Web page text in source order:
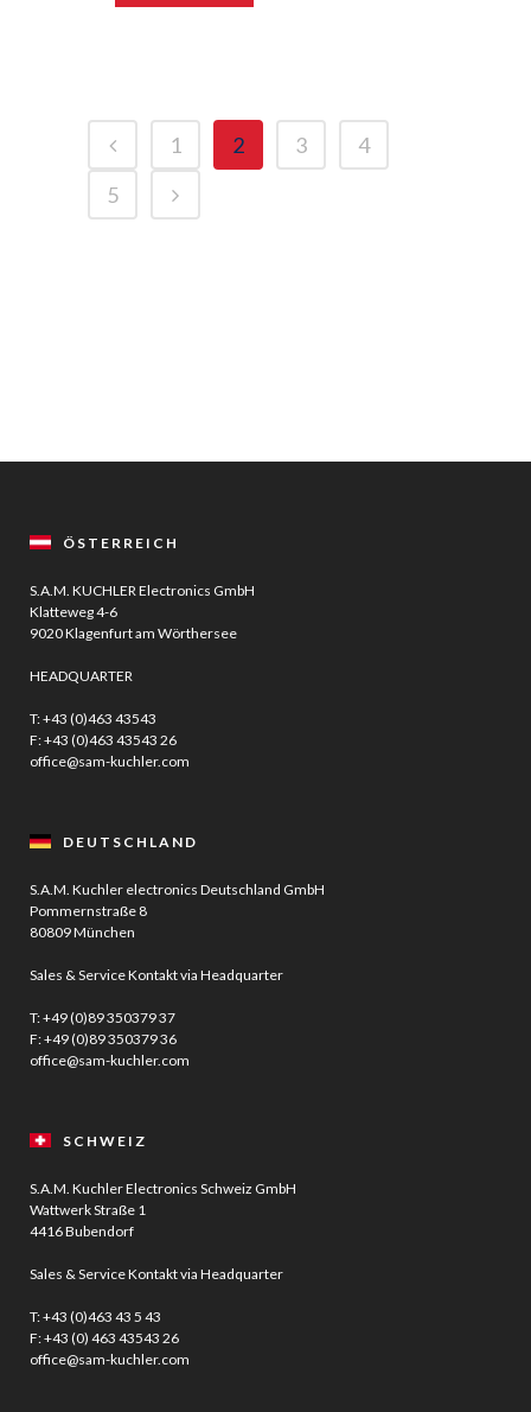
1 2 3
4
5
ÖSTERREICH
S.A.M. KUCHLER Electronics GmbH
Klatteweg 4-6
9020 Klagenfurt am Wörthersee
HEADQUARTER
T:+43 (0)463 43543
F: +43 (0)463 43543 26
office@sam-kuchler.com
DEUTSCHLAND
S.A.M. Kuchler electronics Deutschland GmbH
Pommernstraße 8
80809 München
Sales & Service Kontakt via Headquarter
T:+49 (0)89 350379 37
F: +49 (0)89 350379 36
office@sam-kuchler.com
SCHWEIZ
S.A.M. Kuchler Electronics Schweiz GmbH
Wattwerk Straße 1
4416 Bubendorf
Sales & Service Kontakt via Headquarter
T:+43 (0)463 43 5 43
F: +43 (0) 463 43543 26
office@sam-kuchler.com